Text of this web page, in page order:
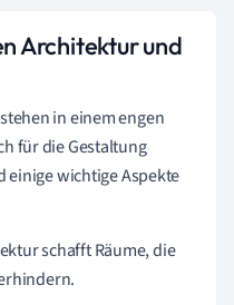
Architektur und
in einem engen
für die Gestaltung
einige wichtige Aspekte
schafft Räume, die